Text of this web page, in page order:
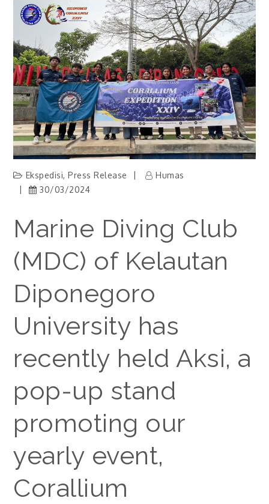
Ekspedisi,Press Release
Humas
30/03/2024
Marine Diving Club
(MDC) of Kelautan
Diponegoro
University has
recently held Aksi, a
pop-up stand
promoting our
yearly event,
Corallium